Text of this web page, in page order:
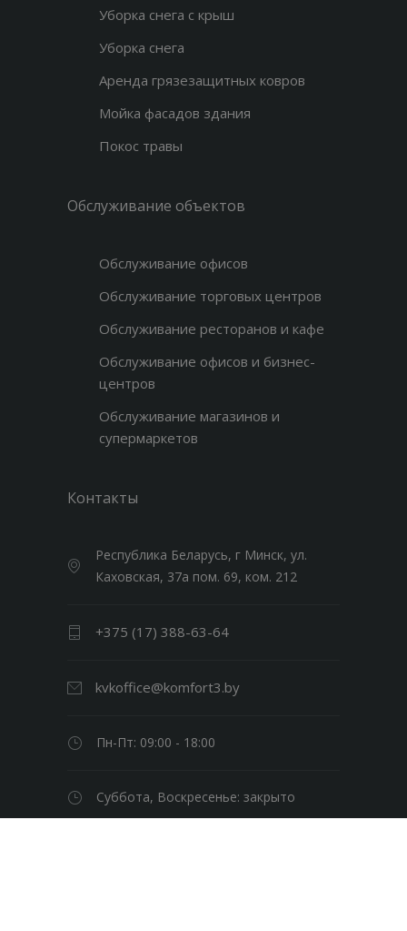
Уборка снега с крыш
Уборка снега
Аренда грязезащитных ковров
Мойка фасадов здания
Покос травы
Обслуживание объектов
Обслуживание офисов
Обслуживание торговых центров
Обслуживание ресторанов и кафе
Обслуживание офисов и бизнес-
центров
Обслуживание магазинов и
супермаркетов
Контакты
Республика Беларусь, г Минск, ул.
Каховская, 37а пом. 69, ком. 212
+375 (17) 388-63-64
kvkoffice@komfort3.by
Пн-Пт: 09:00 - 18:00
Суббота, Воскресенье: закрыто